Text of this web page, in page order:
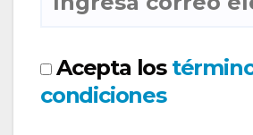
Acepta los
condiciones